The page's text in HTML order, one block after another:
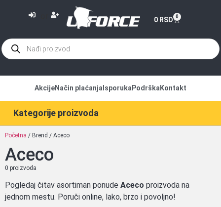
0 RSD 0
Kategorije proizvoda
AkcijeNačin plaćanja Isporuka Podrška Kontakt
Početna / Brend / Aceco
Aceco
0 proizvoda
Pogledaj čitav asortiman ponude Aceco proizvoda na
jednom mestu. Poruči online, lako, brzo i povoljno!